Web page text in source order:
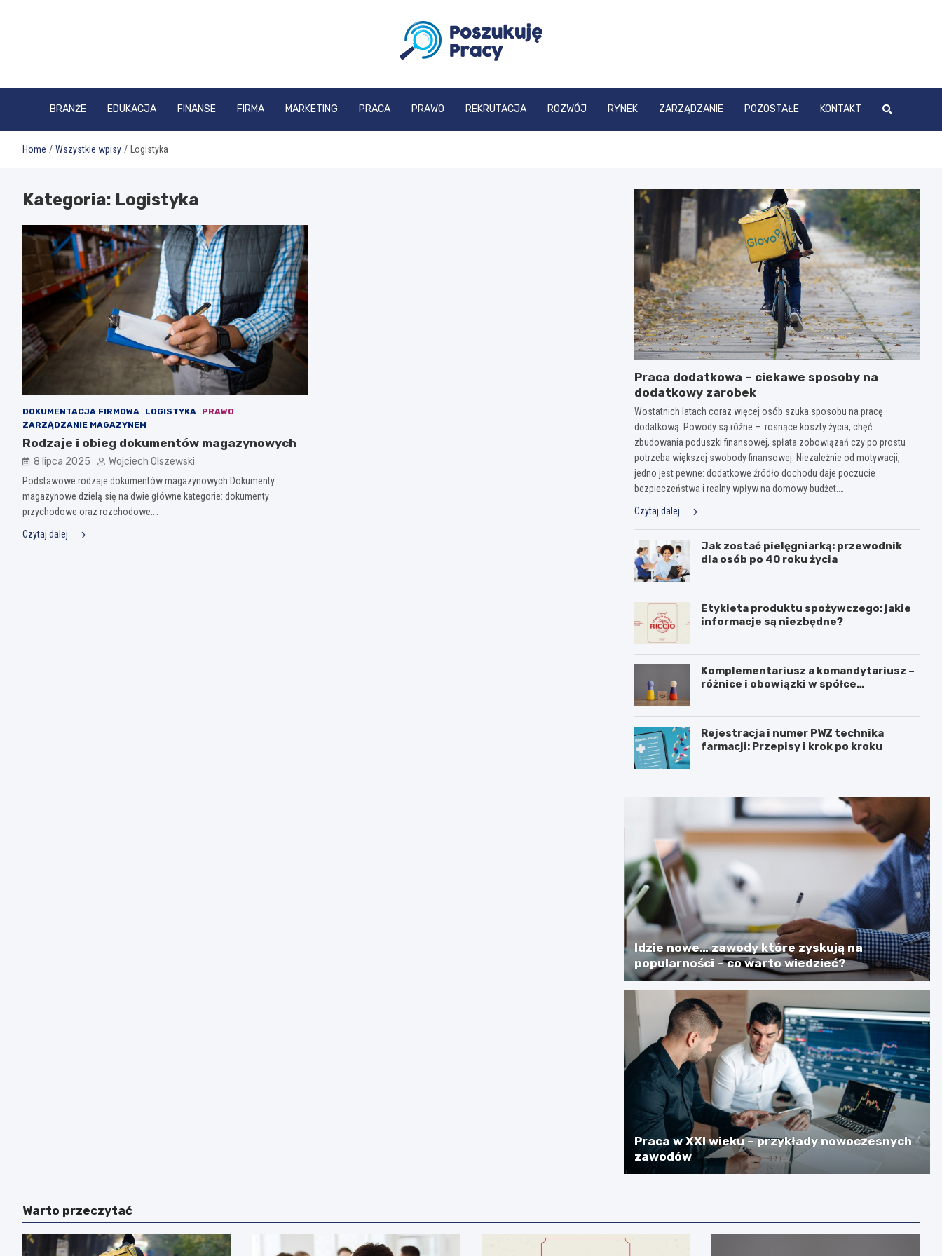
BRANŻE EDUKACJA FINANSE FIRMA MARKETING PRACA PRAWO REKRUTACJA ROZWÓJ RYNEK ZARZĄDZANIE POZOSTAŁE KONTAKT
Home Wszystkie wpisy Logistyka
Kategoria: Logistyka
DOKUMENTACJA FIRMOWA LOGISTYKA
PRAWO
ZARZĄDZANIE MAGAZYNEM
Rodzaje i obieg dokumentów magazynowych
8 lipca 2025 Wojciech Olszewski
Podstawowe rodzaje dokumentów magazynowych Dokumenty
magazynowe dzielą się na dwie główne kategorie: dokumenty
przychodowe oraz rozchodowe.…
Czytaj dalej
Praca dodatkowa – ciekawe sposoby na
dodatkowy zarobek
Wostatnich latach coraz więcej osób szuka sposobu na pracę
dodatkową. Powody są różne – rosnące koszty życia, chęć
zbudowania poduszki finansowej, spłata zobowiązań czy po prostu
potrzeba większej swobody finansowej. Niezależnie od motywacji,
jedno jest pewne: dodatkowe źródło dochodu daje poczucie
bezpieczeństwa i realny wpływ na domowy budżet.…
Czytaj dalej
Jak zostać pielęgniarką: przewodnik
dla osób po 40 roku życia
Etykieta produktu spożywczego: jakie
informacje są niezbędne?
Komplementariusz a komandytariusz –
różnice i obowiązki w spółce
Rejestracja i numer PWZ technika
farmacji: Przepisy i krok po kroku
Idzie nowe… zawody które zyskują na
popularności – co warto wiedzieć?
Praca w XXI wieku – przykłady nowoczesnych
zawodów
Warto przeczytać